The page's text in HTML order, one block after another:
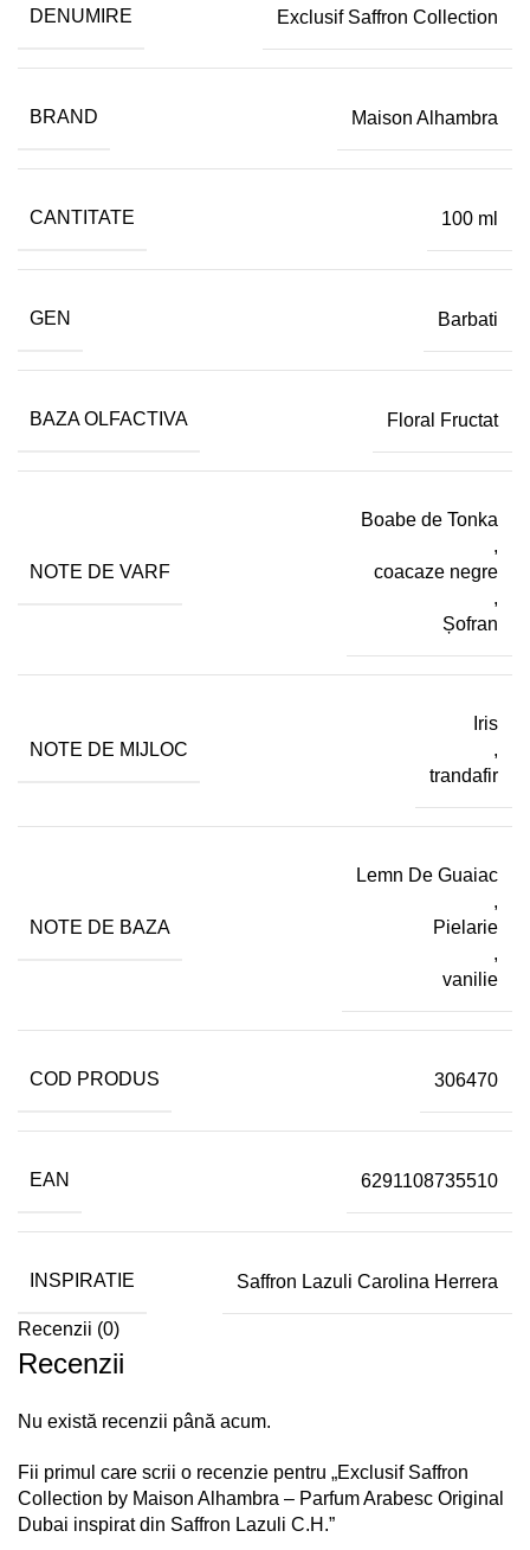
DENUMIRE Exclusif Saffron Collection
BRAND Maison Alhambra
CANTITATE 100 ml
GEN Barbati
BAZA OLFACTIVA Floral Fructat
NOTE DE VARF
Boabe de Tonka
,
coacaze negre
,
Șofran
NOTE DE MIJLOC
Iris
,
trandafir
NOTE DE BAZA
Lemn De Guaiac
,
Pielarie
,
vanilie
COD PRODUS 306470
EAN 6291108735510
INSPIRATIE Saffron Lazuli Carolina Herrera
Recenzii (0)
Recenzii
Nu există recenzii până acum.
Fii primul care scrii o recenzie pentru „Exclusif Saffron
Collection by Maison Alhambra – Parfum Arabesc Original
Dubai inspirat din Saffron Lazuli C.H.”